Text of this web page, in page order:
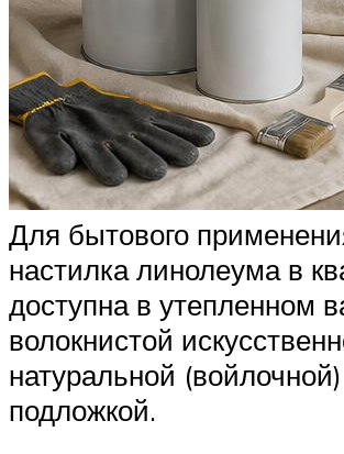
Для бытового
настилка линолеума в
доступна в утепленном
волокнистой
натуральной (войлочной)
подложкой.